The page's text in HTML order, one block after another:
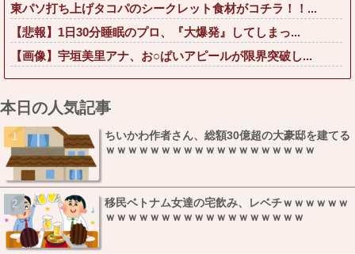
東パソ打ち上げタコパのシークレット食材がコチラ！！...
【悲報】1日30分睡眠のプロ、『大爆発』してしまっ...
【画像】宇垣美里アナ、お○ぱいアピールが限界突破し...
本日の人気記事
ちいかわ作者さん、総額30億超の大豪邸を建てる
ｗｗｗｗｗｗｗｗｗｗｗｗｗｗｗｗｗｗｗ
移民ベトナム女達の宅飲み、レベチｗｗｗｗｗｗ
ｗｗｗｗｗｗｗｗｗｗｗｗｗｗｗｗｗｗ